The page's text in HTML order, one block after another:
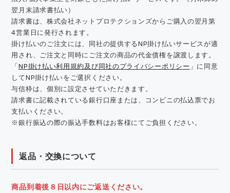
翌月末請求書払い）
請求書は、株式会社ネットプロテクションズからご購入の翌月第
4営業日に発行されます。
掛け払いのご注文には、同社の提供するNP掛け払いサービスが適
用され、ご注文と同時にご注文の商品の代金債権を譲渡します。
「NP掛け払い利用規約及び同社のプライバシーポリシー 」に同意
してNP掛け払いをご選択ください。
与信枠は、個別に設定させていただきます。
請求書に記載されている銀行口座または、コンビニの払込票でお
支払いください。
※銀行振込の際の振込手数料はお客様にてご負担ください。
返品・交換について
商品到着後８日以内にご返送ください。